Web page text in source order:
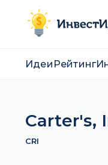
Идеи Рейтинг
Carter's,
CRI